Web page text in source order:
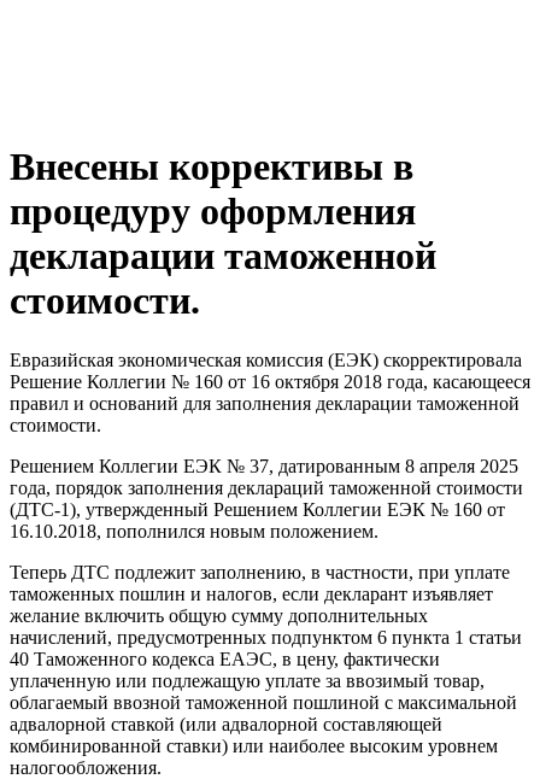
Внесены коррективы в
процедуру оформления
декларации таможенной
стоимости.
Евразийская экономическая комиссия (ЕЭК) скорректировала
Решение Коллегии № 160 от 16 октября 2018 года, касающееся
правил и оснований для заполнения декларации таможенной
стоимости.
Решением Коллегии ЕЭК № 37, датированным 8 апреля 2025
года, порядок заполнения деклараций таможенной стоимости
(ДТС-1), утвержденный Решением Коллегии ЕЭК № 160 от
16.10.2018, пополнился новым положением.
Теперь ДТС подлежит заполнению, в частности, при уплате
таможенных пошлин и налогов, если декларант изъявляет
желание включить общую сумму дополнительных
начислений, предусмотренных подпунктом 6 пункта 1 статьи
40 Таможенного кодекса ЕАЭС, в цену, фактически
уплаченную или подлежащую уплате за ввозимый товар,
облагаемый ввозной таможенной пошлиной с максимальной
адвалорной ставкой (или адвалорной составляющей
комбинированной ставки) или наиболее высоким уровнем
налогообложения.